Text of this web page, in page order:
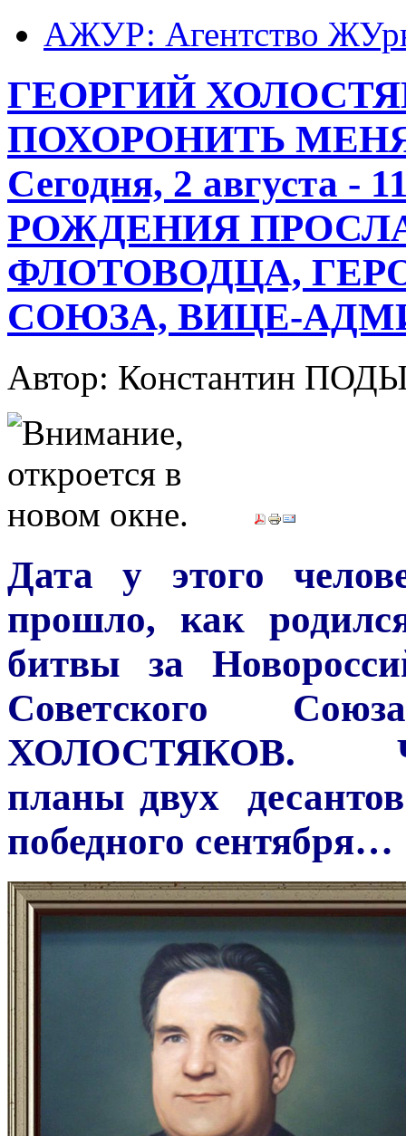
АЖУР: Агентство
ГЕОРГИЙ
ПОХОРОНИТЬ
Сегодня, 2 августа
РОЖДЕНИЯ
ФЛОТОВОДЦА,
СОЮЗА, ВИЦЕ-
Автор: Константин
Дата у этого
прошло, как
битвы за
Советского
ХОЛОСТЯКОВ.
планы двух
победного сентября…